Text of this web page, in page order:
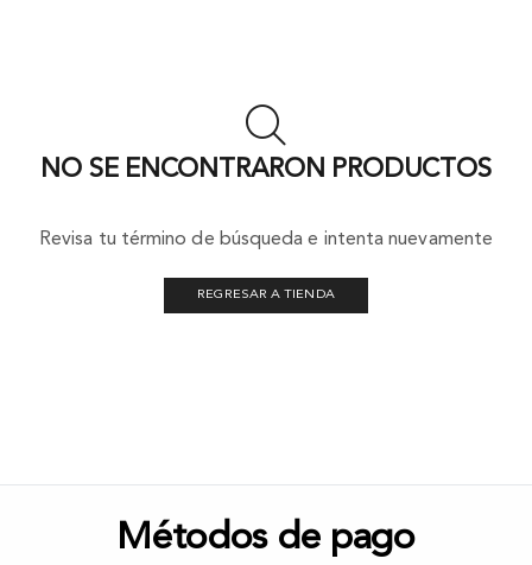
NO SE ENCONTRARON PRODUCTOS
Revisa tu término de búsqueda e intenta nuevamente
REGRESAR A TIENDA
Métodos de pago